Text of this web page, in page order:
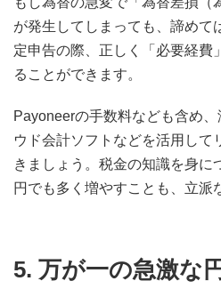
が発生してしまっても、諦めて
定申告の際、正しく「必要経費
ることができます。
Payoneerの手数料なども含め
ウド会計ソフトなどを活用して
きましょう。税金の知識を身に
円でも多く増やすことも、立派
5. 万が一の急激な